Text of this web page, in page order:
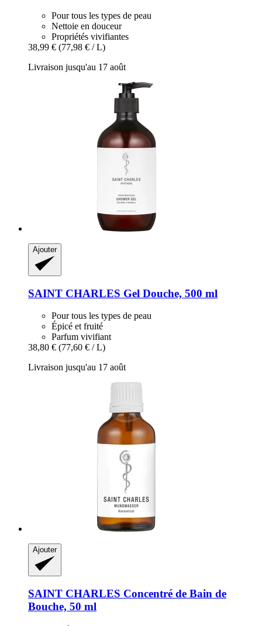
Pour tous les types de peau
Nettoie en douceur
Propriétés vivifiantes
38,99 € (77,98 € / L)
Livraison jusqu'au 17 août
Ajouter
SAINT CHARLES Gel Douche, 500 ml
Pour tous les types de peau
Épicé et fruité
Parfum vivifiant
38,80 € (77,60 € / L)
Livraison jusqu'au 17 août
Ajouter
SAINT CHARLES Concentré de Bain de
Bouche, 50 ml